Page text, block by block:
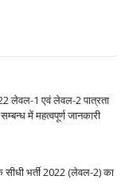
लेवल-1 एवं लेवल-2 पात्रता
में महत्वपूर्ण जानकारी
सीधी भर्ती 2022 (लेवल-2) का